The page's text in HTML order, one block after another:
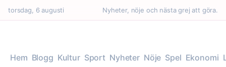
torsdag, 6 augusti Nyheter, nöje och nästa grej att göra.
Hem Blogg Kultur Sport Nyheter Nöje Spel Ekonomi